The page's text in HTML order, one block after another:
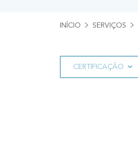
INÍCIO SERVIÇOS
CERTIFICAÇÃO